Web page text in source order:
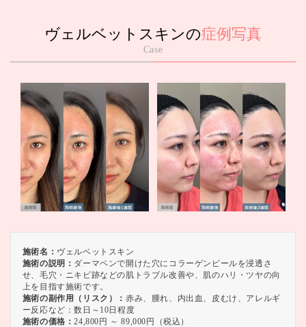
ヴェルベットスキンの症例写真
Case
施術名： ヴェルベットスキン
施術の説明： ダーマペンで開けた穴にコラーゲンピールを浸透さ
せ、毛穴・ニキビ跡などの肌トラブル改善や、肌のハリ・ツヤの向
上を目指す施術です。
施術の副作用（リスク）： 赤み、腫れ、内出血、皮むけ、アレルギ
ー反応など：数日～10日程度
施術の価格：24,800円 ～ 89,000円（税込）